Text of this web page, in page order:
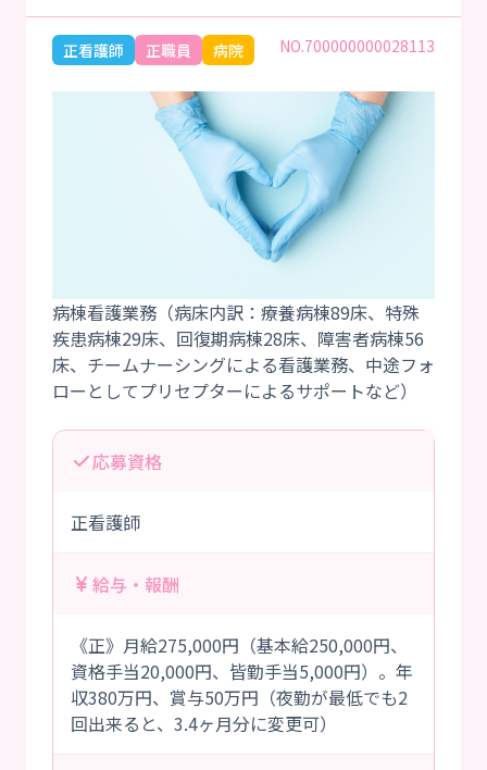
正看護師 正職員 病院 NO.700000000028113
病棟看護業務（病床内訳：療養病棟89床、特殊
疾患病棟29床、回復期病棟28床、障害者病棟56
床、チームナーシングによる看護業務、中途フォ
応募資格
正看護師
給与・報酬
《正》月給275,000円（基本給250,000円、
資格手当20,000円、皆勤手当5,000円）。年
収380万円、賞与50万円（夜勤が最低でも2
回出来ると、3.4ヶ月分に変更可）